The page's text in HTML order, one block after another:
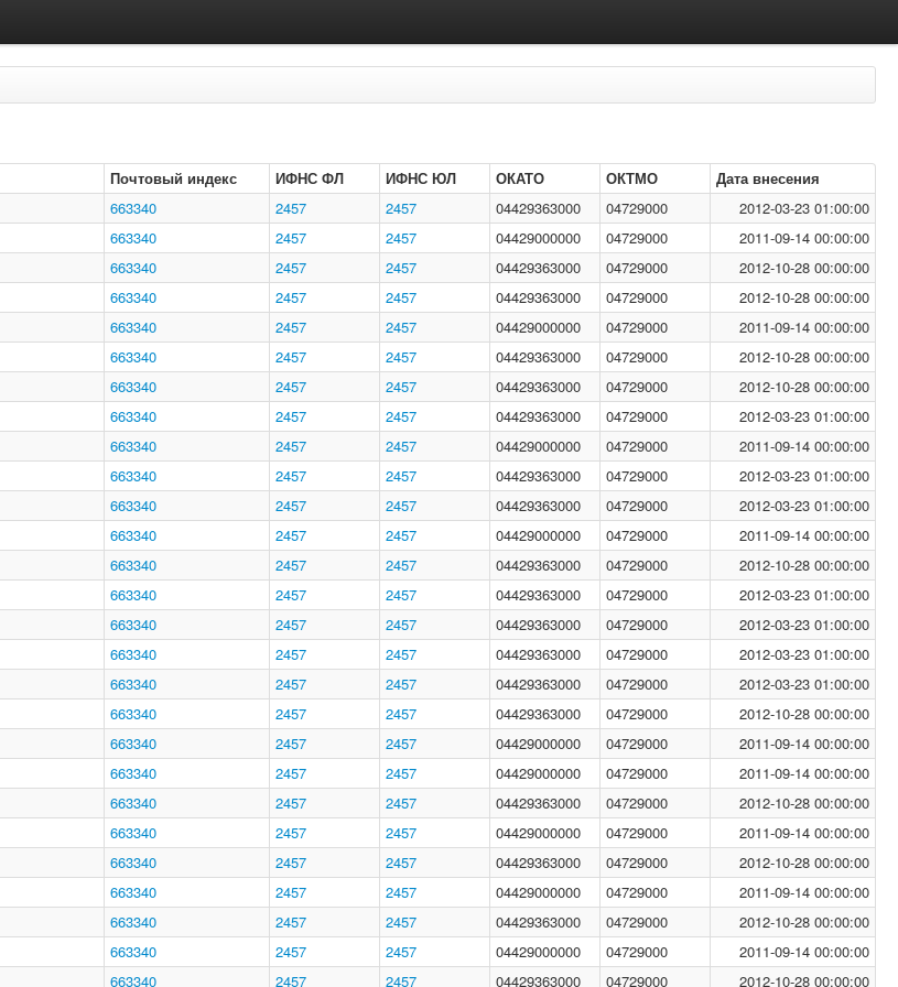
Почтовый индекс ИФНС ФЛ ИФНС ЮЛ ОКАТО ОКТМО
Дата внесения
663340 2457 2457 04429363000 04729000
2012-03-23 01:00:00
663340 2457 2457 04429000000 04729000
2011-09-14 00:00:00
663340 2457 2457 04429363000 04729000
2012-10-28 00:00:00
663340 2457 2457 04429363000 04729000
2012-10-28 00:00:00
663340 2457 2457 04429000000 04729000
2011-09-14 00:00:00
663340 2457 2457 04429363000 04729000
2012-10-28 00:00:00
663340 2457 2457 04429363000 04729000
2012-10-28 00:00:00
663340 2457 2457 04429363000 04729000
2012-03-23 01:00:00
663340 2457 2457 04429000000 04729000
2011-09-14 00:00:00
663340 2457 2457 04429363000 04729000
2012-03-23 01:00:00
663340 2457 2457 04429363000 04729000
2012-03-23 01:00:00
663340 2457 2457 04429000000 04729000
2011-09-14 00:00:00
663340 2457 2457 04429363000 04729000
2012-10-28 00:00:00
663340 2457 2457 04429363000 04729000
2012-03-23 01:00:00
663340 2457 2457 04429363000 04729000
2012-03-23 01:00:00
663340 2457 2457 04429363000 04729000
2012-03-23 01:00:00
663340 2457 2457 04429363000 04729000
2012-03-23 01:00:00
663340 2457 2457 04429363000 04729000
2012-10-28 00:00:00
663340 2457 2457 04429000000 04729000
2011-09-14 00:00:00
663340 2457 2457 04429000000 04729000
2011-09-14 00:00:00
663340 2457 2457 04429363000 04729000
2012-10-28 00:00:00
663340 2457 2457 04429000000 04729000
2011-09-14 00:00:00
663340 2457 2457 04429363000 04729000
2012-10-28 00:00:00
663340 2457 2457 04429000000 04729000
2011-09-14 00:00:00
663340 2457 2457 04429363000 04729000
2012-10-28 00:00:00
663340 2457 2457 04429000000 04729000
2011-09-14 00:00:00
663340 2457 2457 04429363000 04729000 2012-10-28 00:00:00